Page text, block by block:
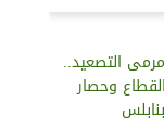
التصعيد..
وحصار